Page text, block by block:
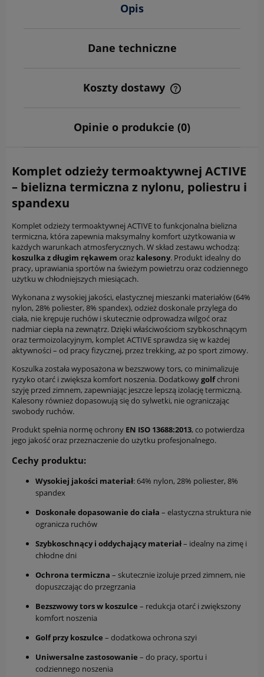
Opis
Dane techniczne
Koszty dostawy
Cena nie zawiera ewentualnych kosztów płatności
Opinie o produkcie (0)
Komplet odzieży termoaktywnej ACTIVE
– bielizna termiczna z nylonu, poliestru i
spandexu
Komplet odzieży termoaktywnej ACTIVE to funkcjonalna bielizna
termiczna, która zapewnia maksymalny komfort użytkowania w
każdych warunkach atmosferycznych. W skład zestawu wchodzą:
koszulka z długim rękawem oraz kalesony. Produkt idealny do
pracy, uprawiania sportów na świeżym powietrzu oraz codziennego
użytku w chłodniejszych miesiącach.
Wykonana z wysokiej jakości, elastycznej mieszanki materiałów (64%
nylon, 28% poliester, 8% spandex), odzież doskonale przylega do
ciała, nie krępuje ruchów i skutecznie odprowadza wilgoć oraz
nadmiar ciepła na zewnątrz. Dzięki właściwościom szybkoschnącym
oraz termoizolacyjnym, komplet ACTIVE sprawdza się w każdej
aktywności – od pracy fizycznej, przez trekking, aż po sport zimowy.
Koszulka została wyposażona w bezszwowy tors, co minimalizuje
ryzyko otarć i zwiększa komfort noszenia. Dodatkowygolfchroni
szyję przed zimnem, zapewniając jeszcze lepszą izolację termiczną.
Kalesony również dopasowują się do sylwetki, nie ograniczając
swobody ruchów.
Produkt spełnia normę ochrony EN ISO 13688:2013, co potwierdza
jego jakość oraz przeznaczenie do użytku profesjonalnego.
Cechy produktu:
Wysokiej jakości materiał: 64% nylon, 28% poliester, 8%
spandex
Doskonałe dopasowanie do ciała – elastyczna struktura nie
ogranicza ruchów
Szybkoschnący i oddychający materiał– idealny na zimę i
chłodne dni
Ochrona termiczna – skutecznie izoluje przed zimnem, nie
dopuszczając do przegrzania
Bezszwowy tors w koszulce – redukcja otarć i zwiększony
komfort noszenia
Golf przy koszulce – dodatkowa ochrona szyi
Uniwersalne zastosowanie – do pracy, sportu i
codziennego noszenia